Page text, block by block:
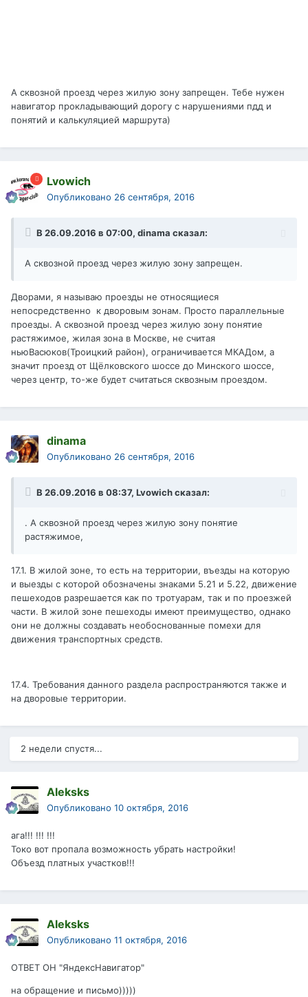
А сквозной проезд через жилую зону запрещен. Тебе нужен
навигатор прокладывающий дорогу с нарушениями пдд и
понятий и калькуляцией маршрута)
Lvowich
Опубликовано 26 сентября, 2016
В 26.09.2016 в 07:00, dinama сказал:
А сквозной проезд через жилую зону запрещен.
Дворами, я называю проезды не относящиеся
непосредственно к дворовым зонам. Просто параллельные
проезды. А сквозной проезд через жилую зону понятие
растяжимое, жилая зона в Москве, не считая
ньюВасюков(Троицкий район), ограничивается МКАДом, а
значит проезд от Щёлковского шоссе до Минского шоссе,
через центр, то-же будет считаться сквозным проездом.
dinama
Опубликовано 26 сентября, 2016
В 26.09.2016 в 08:37, Lvowich сказал:
. А сквозной проезд через жилую зону понятие
растяжимое,
17.1. В жилой зоне, то есть на территории, въезды на которую
и выезды с которой обозначены знаками 5.21 и 5.22, движение
пешеходов разрешается как по тротуарам, так и по проезжей
части. В жилой зоне пешеходы имеют преимущество, однако
они не должны создавать необоснованные помехи для
движения транспортных средств.
17.4. Требования данного раздела распространяются также и
на дворовые территории.
2 недели спустя...
Aleksks
Опубликовано 10 октября, 2016
ага!!! !!! !!!
Токо вот пропала возможность убрать настройки!
Объезд платных участков!!!
Aleksks
Опубликовано 11 октября, 2016
ОТВЕТ ОН "ЯндексНавигатор"
на обращение и письмо)))))